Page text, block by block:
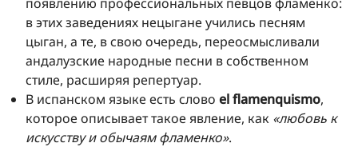
в этих заведениях нецыгане учились песням
цыган, а те, в свою очередь, переосмысливали
андалузские народные песни в собственном
стиле, расширяя репертуар.
В испанском языке есть слово el flamenquismo,
которое описывает такое явление, как «любовь к
искусству и обычаям фламенко».